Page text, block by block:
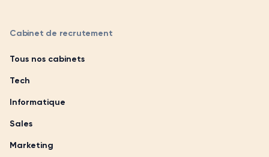
Cabinet de recrutement
Tous nos cabinets
Tech
Informatique
Sales
Marketing